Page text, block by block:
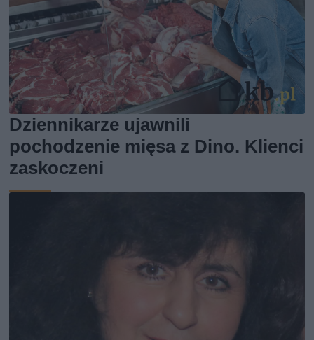
Dziennikarze ujawnili
pochodzenie mięsa z Dino. Klienci
zaskoczeni